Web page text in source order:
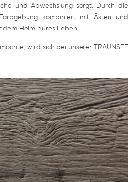
und Abwechslung sorgt. Durch die
kombiniert mit Ästen und
Heim pures Leben.
wird sich bei unserer TRAUNSEE